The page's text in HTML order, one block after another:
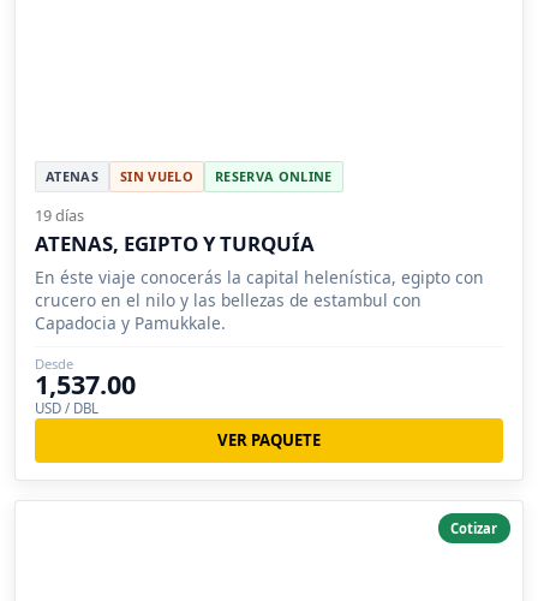
ATENAS SIN VUELO RESERVA ONLINE
19 días
ATENAS, EGIPTO Y TURQUÍA
En éste viaje conocerás la capital helenística, egipto con
crucero en el nilo y las bellezas de estambul con
Capadocia y Pamukkale.
Desde
1,537.00
USD / DBL
VER PAQUETE
Cotizar